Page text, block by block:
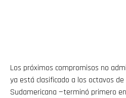
Los próximos compromisos no
ya está clasificado a los octavos
Sudamericana —terminó primero